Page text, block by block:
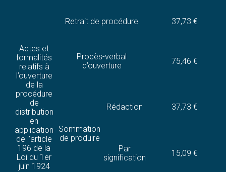
Retrait de procédure 37,73 €
Actes et
formalités
relatifs à
l’ouverture
de la
procédure
de
distribution
en
application
de l’article
196 de la
Loi du 1er
juin 1924
Procès-verbal
d’ouverture
75,46 €
Sommation
de produire
Rédaction 37,73 €
Par
signification
15,09 €